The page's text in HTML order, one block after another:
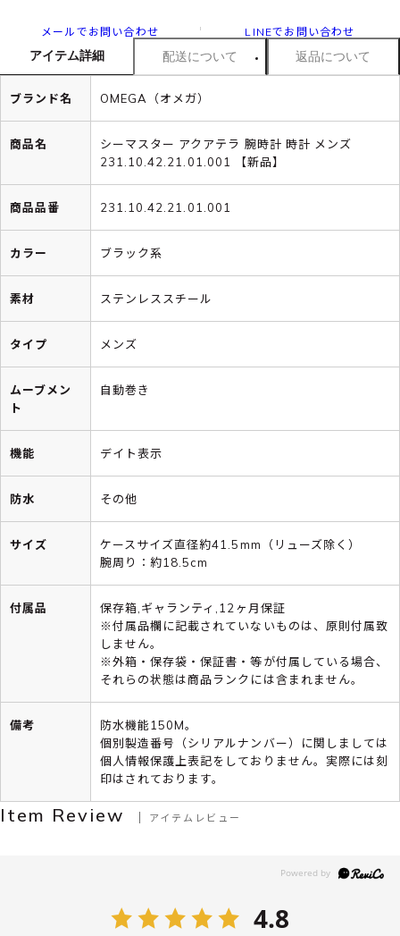
メールでお問い合わせ LINEでお問い合わせ
アイテム詳細 配送について 返品について
ブランド名 OMEGA（オメガ）
商品名
シーマスター アクアテラ 腕時計 時計 メンズ
231.10.42.21.01.001 【新品】
商品品番 231.10.42.21.01.001
カラー ブラック系
素材 ステンレススチール
タイプ メンズ
ムーブメン
ト
自動巻き
機能 デイト表示
防水 その他
サイズ
ケースサイズ直径約41.5mm（リューズ除く）
腕周り：約18.5cm
付属品
保存箱,ギャランティ,12ヶ月保証
※付属品欄に記載されていないものは、原則付属致
しません。
※外箱・保存袋・保証書・等が付属している場合、
それらの状態は商品ランクには含まれません。
備考
防水機能150M。
個別製造番号（シリアルナンバー）に関しましては
個人情報保護上表記をしておりません。実際には刻
印はされております。
Item Review アイテムレビュー
4.8